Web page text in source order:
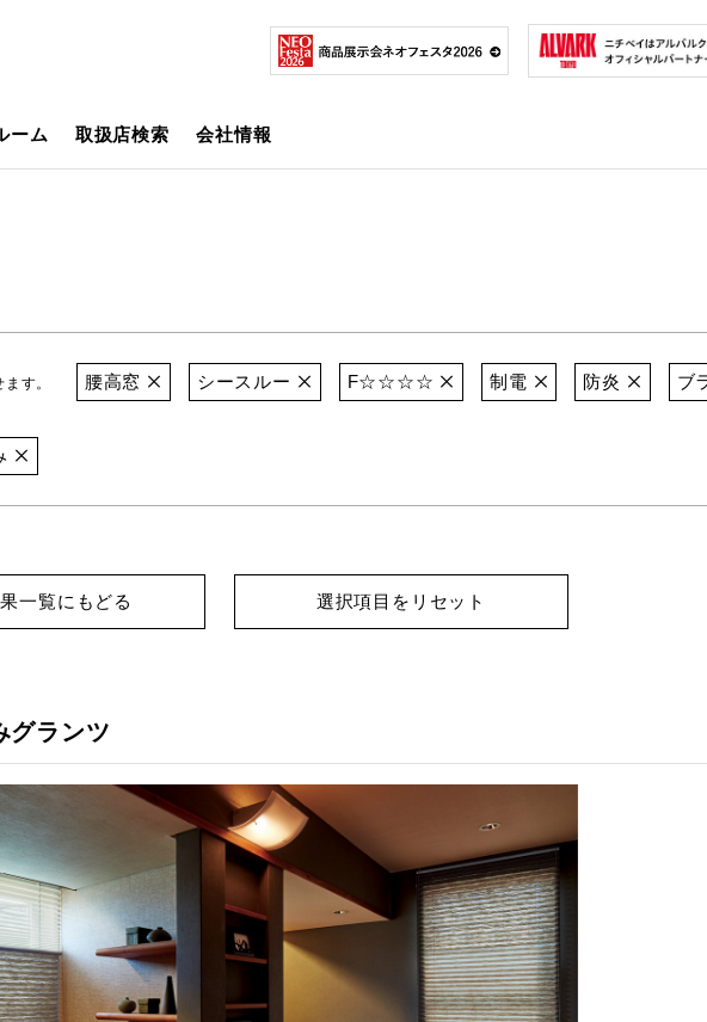
ーム 取扱店検索 会社情報
す。 腰高窓 シースルー F☆☆☆☆ 制電 防炎 ブ
一覧にもどる 選択項目をリセット
ランツ